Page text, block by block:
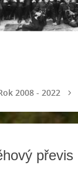
2008 - 2022
převis